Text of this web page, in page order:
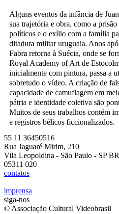
Alguns eventos da infância de
sua trajetória e obra, como a
políticos e o exílio com a família
ditadura militar uruguaia. Anos
Fabra retorna à Suécia, onde se
Royal Academy of Art de
inicialmente com pintura, passa a
sobretudo o vídeo. A criação de
capacidade de camuflagem em
pátria e identidade coletiva são
Muitos de seus trabalhos contém
e registros bélicos ficcionalizados.
55 11 36450516
Rua Jaguaré Mirim, 210
Vila Leopoldina - São Paulo - SP BR
05311 020
contatos
imprensa
siga-nos
© Associação Cultural Videobrasil